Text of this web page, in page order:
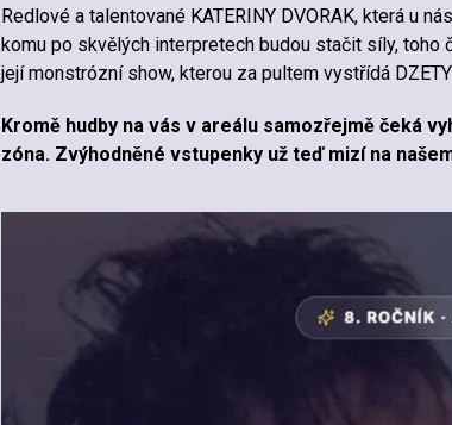
Redlové a talentované KATERINY DVORAK, která u
komu po skvělých interpretech budou stačit síly, toho
její monstrózní show, kterou za pultem vystřídá
Kromě hudby na vás v areálu samozřejmě čeká
zóna. Zvýhodněné vstupenky už teď mizí na